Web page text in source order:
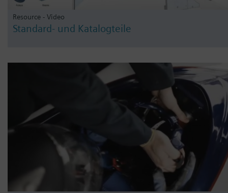
Resource - Video
Standard- und Katalogteile